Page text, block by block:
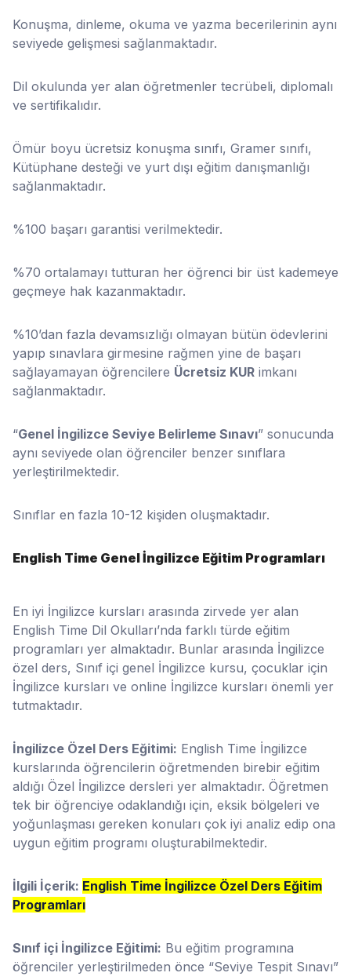
Konuşma, dinleme, okuma ve yazma becerilerinin aynı
seviyede gelişmesi sağlanmaktadır.
Dil okulunda yer alan öğretmenler tecrübeli, diplomalı
ve sertifikalıdır.
Ömür boyu ücretsiz konuşma sınıfı, Gramer sınıfı,
Kütüphane desteği ve yurt dışı eğitim danışmanlığı
sağlanmaktadır.
%100 başarı garantisi verilmektedir.
%70 ortalamayı tutturan her öğrenci bir üst kademeye
geçmeye hak kazanmaktadır.
%10’dan fazla devamsızlığı olmayan bütün ödevlerini
yapıp sınavlara girmesine rağmen yine de başarı
sağlayamayan öğrencilere Ücretsiz KUR imkanı
sağlanmaktadır.
“Genel İngilizce Seviye Belirleme Sınavı” sonucunda
aynı seviyede olan öğrenciler benzer sınıflara
yerleştirilmektedir.
Sınıflar en fazla 10-12 kişiden oluşmaktadır.
English Time Genel İngilizce Eğitim Programları
En iyi İngilizce kursları arasında zirvede yer alan
English Time Dil Okulları’nda farklı türde eğitim
programları yer almaktadır. Bunlar arasında İngilizce
özel ders, Sınıf içi genel İngilizce kursu, çocuklar için
İngilizce kursları ve online İngilizce kursları önemli yer
tutmaktadır.
İngilizce Özel Ders Eğitimi: English Time İngilizce
kurslarında öğrencilerin öğretmenden birebir eğitim
aldığı Özel İngilizce dersleri yer almaktadır. Öğretmen
tek bir öğrenciye odaklandığı için, eksik bölgeleri ve
yoğunlaşması gereken konuları çok iyi analiz edip ona
uygun eğitim programı oluşturabilmektedir.
İlgili İçerik: English Time İngilizce Özel Ders Eğitim
Programları
Sınıf içi İngilizce Eğitimi: Bu eğitim programına
öğrenciler yerleştirilmeden önce “Seviye Tespit Sınavı”